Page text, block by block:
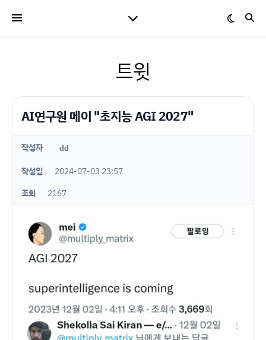
트윗
AI연구원 메이 "초지능 AGI 2027"
작성자 dd
작성일
2024-07-03 23:57
조회
2167